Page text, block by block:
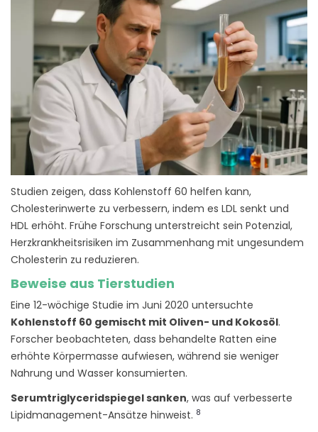
Studien zeigen, dass Kohlenstoff 60 helfen kann,
Cholesterinwerte zu verbessern, indem es LDL senkt und
HDL erhöht. Frühe Forschung unterstreicht sein Potenzial,
Herzkrankheitsrisiken im Zusammenhang mit ungesundem
Cholesterin zu reduzieren.
Beweise aus Tierstudien
Eine 12-wöchige Studie im Juni 2020 untersuchte
Kohlenstoff 60 gemischt mit Oliven- und Kokosöl.
Forscher beobachteten, dass behandelte Ratten eine
erhöhte Körpermasse aufwiesen, während sie weniger
Nahrung und Wasser konsumierten.
Serumtriglyceridspiegel sanken, was auf verbesserte
Lipidmanagement-Ansätze hinweist. 8